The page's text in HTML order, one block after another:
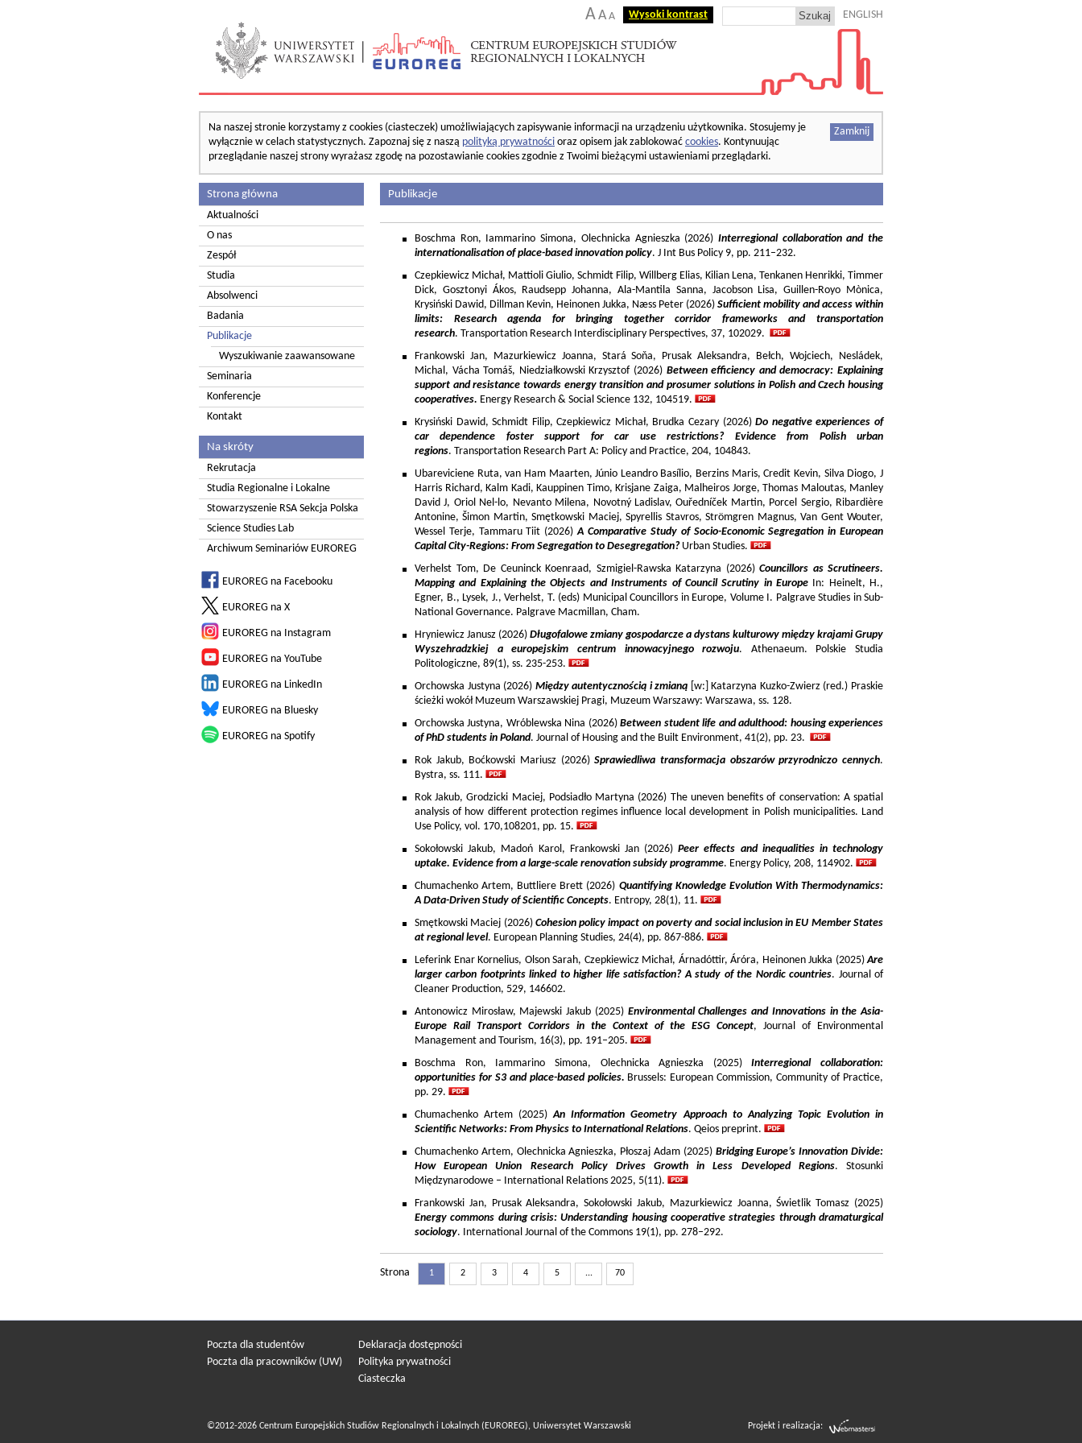
AA A Wysoki kontrast ENGLISH
Zamknij
Na naszej stronie korzystamy z cookies (ciasteczek) umożliwiających zapisywanie informacji na urządzeniu użytkownika. Stosujemy je
wyłącznie w celach statystycznych. Zapoznaj się z naszą polityką prywatności oraz opisem jak zablokować cookies. Kontynuując
przeglądanie naszej strony wyrażasz zgodę na pozostawianie cookies zgodnie z Twoimi bieżącymi ustawieniami przeglądarki.
Strona główna
Aktualności
O nas
Zespół
Studia
Absolwenci
Badania
Publikacje
Wyszukiwanie zaawansowane
Seminaria
Konferencje
Kontakt
Na skróty
Rekrutacja
Studia Regionalne i Lokalne
Stowarzyszenie RSA Sekcja Polska
Science Studies Lab
Archiwum Seminariów EUROREG
EUROREG na Facebooku
EUROREG na X
EUROREG na Instagram
EUROREG na YouTube
EUROREG na LinkedIn
EUROREG na Bluesky
EUROREG na Spotify
Publikacje
Boschma Ron, Iammarino Simona, Olechnicka Agnieszka (2026) Interregional collaboration and the
internationalisation of place-based innovation policy. J Int Bus Policy 9, pp. 211–232.
Czepkiewicz Michał, Mattioli Giulio, Schmidt Filip, Willberg Elias, Kilian Lena, Tenkanen Henrikki, Timmer
Dick, Gosztonyi Ákos, Raudsepp Johanna, Ala-Mantila Sanna, Jacobson Lisa, Guillen-Royo Mònica,
Krysiński Dawid, Dillman Kevin, Heinonen Jukka, Næss Peter (2026) Sufficient mobility and access within
limits: Research agenda for bringing together corridor frameworks and transportation
research. Transportation Research Interdisciplinary Perspectives, 37, 102029.
Frankowski Jan, Mazurkiewicz Joanna, Stará Soňa, Prusak Aleksandra, Bełch, Wojciech, Nesládek,
Michal, Vácha Tomáš, Niedziałkowski Krzysztof (2026) Between efficiency and democracy: Explaining
support and resistance towards energy transition and prosumer solutions in Polish and Czech housing
cooperatives. Energy Research & Social Science 132, 104519.
Krysiński Dawid, Schmidt Filip, Czepkiewicz Michał, Brudka Cezary (2026)Do negative experiences of
car dependence foster support for car use restrictions? Evidence from Polish urban
regions. Transportation Research Part A: Policy and Practice, 204, 104843.
Ubareviciene Ruta, van Ham Maarten, Júnio Leandro Basílio, Berzins Maris, Credit Kevin, Silva Diogo, J
Harris Richard, Kalm Kadi, Kauppinen Timo, Krisjane Zaiga, Malheiros Jorge, Thomas Maloutas, Manley
David J, Oriol Nel-lo, Nevanto Milena, Novotný Ladislav, Ouředníček Martin, Porcel Sergio, Ribardière
Antonine, Šimon Martin, Smętkowski Maciej, Spyrellis Stavros, Strömgren Magnus, Van Gent Wouter,
Wessel Terje, Tammaru Tiit (2026)A Comparative Study of Socio-Economic Segregation in European
Capital City-Regions: From Segregation to Desegregation?Urban Studies.
Verhelst Tom, De Ceuninck Koenraad, Szmigiel-Rawska Katarzyna (2026) Councillors as Scrutineers.
Mapping and Explaining the Objects and Instruments of Council Scrutiny in EuropeIn: Heinelt, H.,
Egner, B., Lysek, J., Verhelst, T. (eds) Municipal Councillors in Europe, Volume I. Palgrave Studies in Sub-
National Governance. Palgrave Macmillan, Cham.
Hryniewicz Janusz (2026) Długofalowe zmiany gospodarcze a dystans kulturowy między krajami Grupy
Wyszehradzkiej a europejskim centrum innowacyjnego rozwoju. Athenaeum. Polskie Studia
Politologiczne, 89(1), ss. 235-253.
Orchowska Justyna (2026) Między autentycznością i zmianą [w:] Katarzyna Kuzko-Zwierz (red.) Praskie
ścieżki wokół Muzeum Warszawskiej Pragi, Muzeum Warszawy: Warszawa, ss. 128.
Orchowska Justyna, Wróblewska Nina (2026)Between student life and adulthood: housing experiences
of PhD students in Poland. Journal of Housing and the Built Environment, 41(2), pp. 23.
Rok Jakub, Boćkowski Mariusz (2026)Sprawiedliwa transformacja obszarów przyrodniczo cennych.
Bystra, ss. 111.
Rok Jakub, Grodzicki Maciej, Podsiadło Martyna (2026) The uneven benefits of conservation: A spatial
analysis of how different protection regimes influence local development in Polish municipalities. Land
Use Policy, vol. 170,108201, pp. 15.
Sokołowski Jakub, Madoń Karol, Frankowski Jan (2026)Peer effects and inequalities in technology
uptake. Evidence from a large-scale renovation subsidy programme. Energy Policy, 208, 114902.
Chumachenko Artem, Buttliere Brett (2026) Quantifying Knowledge Evolution With Thermodynamics:
A Data-Driven Study of Scientific Concepts. Entropy, 28(1), 11.
Smętkowski Maciej (2026) Cohesion policy impact on poverty and social inclusion in EU Member States
at regional level. European Planning Studies, 24(4), pp. 867-886.
Leferink Enar Kornelius, Olson Sarah, Czepkiewicz Michał, Árnadóttir, Áróra, Heinonen Jukka (2025)Are
larger carbon footprints linked to higher life satisfaction? A study of the Nordic countries. Journal of
Cleaner Production, 529, 146602.
Antonowicz Mirosław, Majewski Jakub (2025) Environmental Challenges and Innovations in the Asia-
Europe Rail Transport Corridors in the Context of the ESG Concept, Journal of Environmental
Management and Tourism, 16(3), pp. 191–205.
Boschma Ron, Iammarino Simona, Olechnicka Agnieszka (2025)Interregional collaboration:
opportunities for S3 and place-based policies. Brussels: European Commission, Community of Practice,
pp. 29.
Chumachenko Artem (2025)An Information Geometry Approach to Analyzing Topic Evolution in
Scientific Networks: From Physics to International Relations. Qeios preprint.
Chumachenko Artem, Olechnicka Agnieszka, Płoszaj Adam (2025) Bridging Europe’s Innovation Divide:
How European Union Research Policy Drives Growth in Less Developed Regions. Stosunki
Międzynarodowe – International Relations 2025, 5(11).
Frankowski Jan, Prusak Aleksandra, Sokołowski Jakub, Mazurkiewicz Joanna, Świetlik Tomasz (2025)
Energy commons during crisis: Understanding housing cooperative strategies through dramaturgical
sociology. International Journal of the Commons 19(1), pp. 278–292.
Strona 1 2 3 4 5 ... 70
Poczta dla studentów
Poczta dla pracowników (UW)
Deklaracja dostępności
Polityka prywatności
Ciasteczka
©2012-2026 Centrum Europejskich Studiów Regionalnych i Lokalnych (EUROREG), Uniwersytet Warszawski Projekt i realizacja: